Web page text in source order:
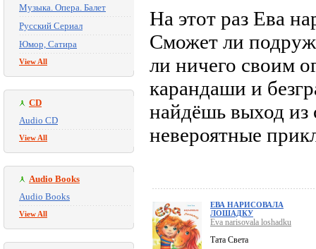
Музыка. Опера. Балет
Русский Сериал
Юмор, Сатира
View All
CD
Audio CD
View All
Audio Books
Audio Books
View All
На этот раз Ева
Сможет ли
ли ничего своим
карандаши и
найдёшь выход
невероятные
ЕВА НАРИСОВАЛА
ЛОШАДКУ
Eva narisovala loshadku
Тата Света